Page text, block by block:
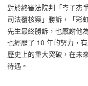
對於終審法院判「岑子杰
司法覆核案」勝訴，「彩
先生最終勝訴，也感謝他
也經歷了 10 年的努力，
歷史上的重大突破，在未
待遇。